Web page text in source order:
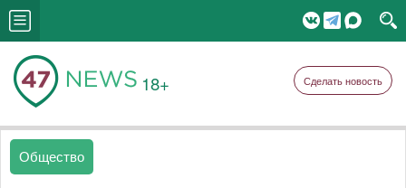
18+ Сделать новость
Общество